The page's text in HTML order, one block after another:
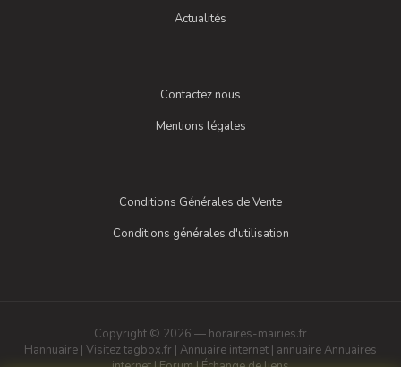
Actualités
Contactez nous
Mentions légales
Conditions Générales de Vente
Conditions générales d'utilisation
Copyright © 2026 — horaires-mairies.fr
Hannuaire | Visitez tagbox.fr | Annuaire internet | annuaireAnnuaires